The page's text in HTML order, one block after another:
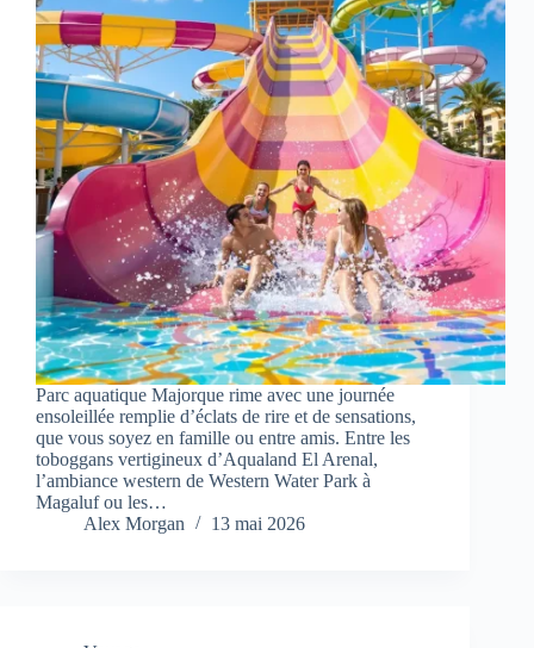
Parc aquatique Majorque rime avec une journée
ensoleillée remplie d’éclats de rire et de sensations,
que vous soyez en famille ou entre amis. Entre les
toboggans vertigineux d’Aqualand El Arenal,
l’ambiance western de Western Water Park à
Magaluf ou les…
Alex Morgan
13 mai 2026